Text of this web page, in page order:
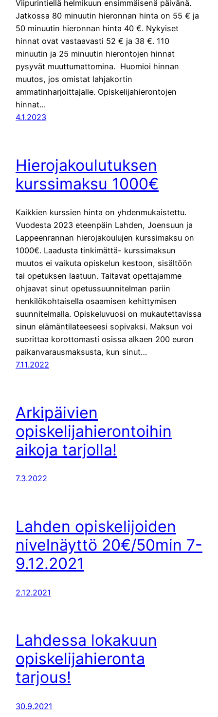
Viipurintiellä helmikuun ensimmäisenä päivänä.
Jatkossa 80 minuutin hieronnan hinta on 55 € ja
50 minuutin hieronnan hinta 40 €. Nykyiset
hinnat ovat vastaavasti 52 € ja 38 €. 110
minuutin ja 25 minuutin hierontojen hinnat
pysyvät muuttumattomina. Huomioi hinnan
muutos, jos omistat lahjakortin
ammatinharjoittajalle. Opiskelijahierontojen
hinnat…
4.1.2023
Hierojakoulutuksen
kurssimaksu 1000€
Kaikkien kurssien hinta on yhdenmukaistettu.
Vuodesta 2023 eteenpäin Lahden, Joensuun ja
Lappeenrannan hierojakoulujen kurssimaksu on
1000€. Laadusta tinkimättä- kurssimaksun
muutos ei vaikuta opiskelun kestoon, sisältöön
tai opetuksen laatuun. Taitavat opettajamme
ohjaavat sinut opetussuunnitelman pariin
henkilökohtaisella osaamisen kehittymisen
suunnitelmalla. Opiskeluvuosi on mukautettavissa
sinun elämäntilateeseesi sopivaksi. Maksun voi
suorittaa korottomasti osissa alkaen 200 euron
paikanvarausmaksusta, kun sinut…
7.11.2022
Arkipäivien
opiskelijahierontoihin
aikoja tarjolla!
7.3.2022
Lahden opiskelijoiden
nivelnäyttö 20€/50min 7-
9.12.2021
2.12.2021
Lahdessa lokakuun
opiskelijahieronta
tarjous!
30.9.2021